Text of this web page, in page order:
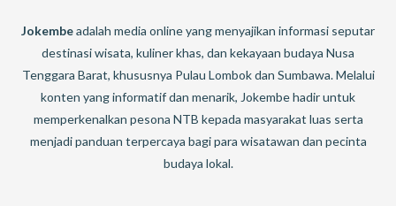
Jokembeadalah media online yang menyajikan informasi seputar
destinasi wisata, kuliner khas, dan kekayaan budaya Nusa
Tenggara Barat, khususnya Pulau Lombok dan Sumbawa. Melalui
konten yang informatif dan menarik, Jokembe hadir untuk
memperkenalkan pesona NTB kepada masyarakat luas serta
menjadi panduan terpercaya bagi para wisatawan dan pecinta
budaya lokal.